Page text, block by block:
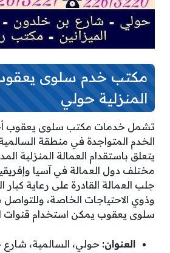
مكتب خدم سلوى يعقوب
المنزلية حولي
تشمل خدمات مكتب سلوى يعقوب
الخدم المتواجدة في منطقة
يتعلق باستقدام العمالة المنزلية
مختلف دول العمالة في آسيا
جلب العمالة القادرة على رعاية
وذوي الاحتياجات الخاصة،
سلوى يعقوب يمكن استخدام قنوات
العنوان: حولي، السالمية،